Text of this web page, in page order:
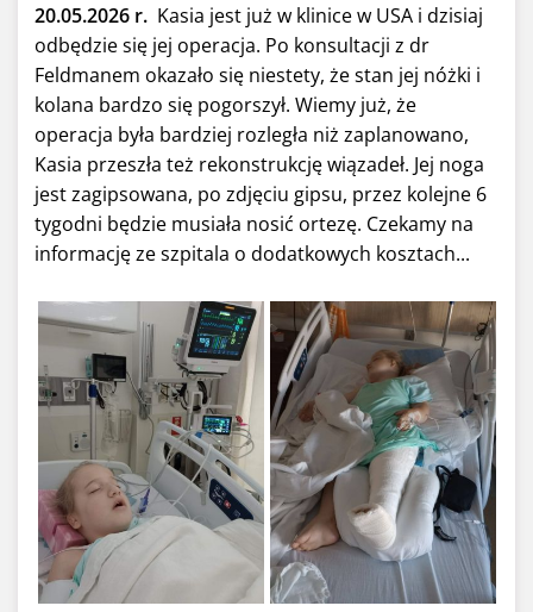
20.05.2026 r. Kasia jest już w klinice w USA i dzisiaj
odbędzie się jej operacja. Po konsultacji z dr
Feldmanem okazało się niestety, że stan jej nóżki i
kolana bardzo się pogorszył. Wiemy już, że
operacja była bardziej rozległa niż zaplanowano,
Kasia przeszła też rekonstrukcję wiązadeł. Jej noga
jest zagipsowana, po zdjęciu gipsu, przez kolejne 6
tygodni będzie musiała nosić ortezę. Czekamy na
informację ze szpitala o dodatkowych kosztach...